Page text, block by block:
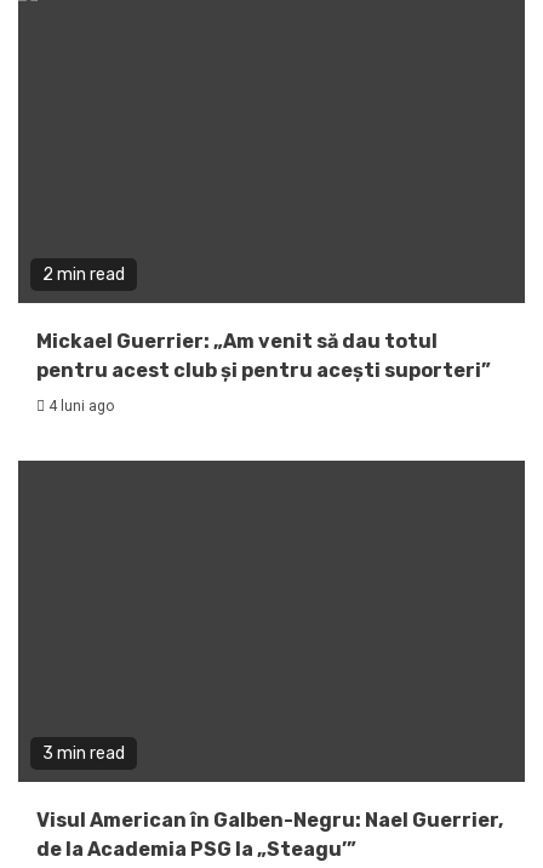
2 min read
Mickael Guerrier: „Am venit să dau totul
pentru acest club și pentru acești suporteri”
4 luni ago
3 min read
Visul American în Galben-Negru: Nael Guerrier,
de la Academia PSG la „Steagu’”